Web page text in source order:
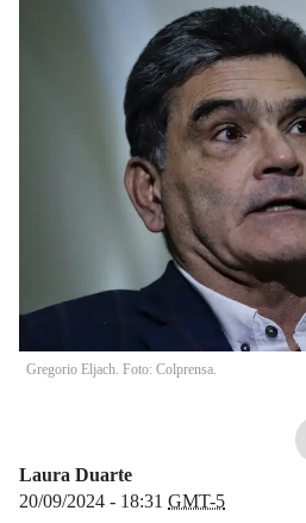
Gregorio Eljach. Foto: Colprensa.
Laura Duarte
20/09/2024 - 18:31 GMT-5